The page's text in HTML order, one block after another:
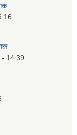
14:39